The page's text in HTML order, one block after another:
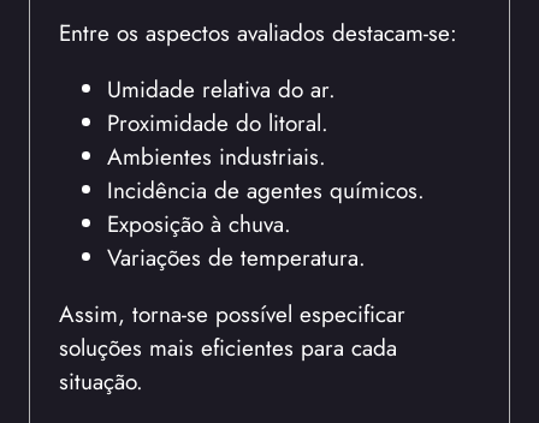
Entre os aspectos avaliados destacam-se:
Umidade relativa do ar.
Proximidade do litoral.
Ambientes industriais.
Incidência de agentes químicos.
Exposição à chuva.
Variações de temperatura.
Assim, torna-se possível especificar
soluções mais eficientes para cada
situação.